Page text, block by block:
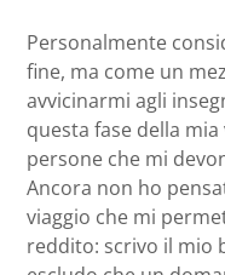
Personalmente
fine, ma come un
avvicinarmi agli
questa fase della
persone che mi
Ancora non ho
viaggio che mi
reddito: scrivo il mio